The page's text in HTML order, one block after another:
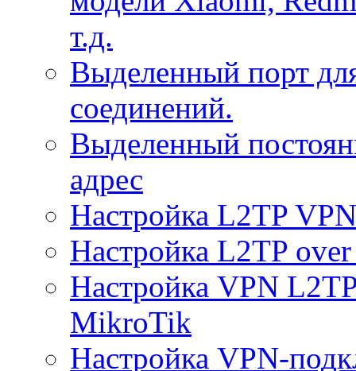
т.д.
Выделенный порт
соединений.
Выделенный
адрес
Настройка L2TP
Настройка L2TP
Настройка VPN
MikroTik
Настройка VPN-